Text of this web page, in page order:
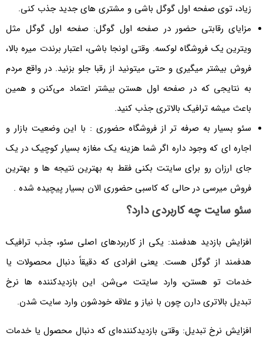
زیاد، توی صفحه اول گوگل باشی و مشتری های جدید جذب کنی.
مزایای رقابتی حضور در صفحه اول گوگل: صفحه اول گوگل مثل
ویترین یک فروشگاه لوکسه. وقتی اونجا باشی، اعتبار برندت میره بالا،
فروش بیشتر میگیری و حتی میتونید از رقبا جلو بزنید. در واقع مردم
به نتایجی که در صفحه اول هستن بیشتر اعتماد می‌کنن و همین
باعث میشه ترافیک بالاتری جذب کنید.
سئو بسیار به صرفه تر از فروشگاه حضوری : با این وضعیت بازار و
اجاره ای که وجود داره اگر شما هزینه یک مغازه بسیار کوچیک در یک
جای ارزان رو برای سایتت بکنی فقط به بهترین نتیجه ها و بهترین
فروش میرسی در حالی که کاسبی حضوری الان بسیار پیچیده شده .
سئو سایت چه کاربردی دارد؟
افزایش بازدید هدفمند: یکی از کاربردهای اصلی سئو، جذب ترافیک
هدفمند از گوگل هست. یعنی افرادی که دقیقاً دنبال محصولات یا
خدمات تو هستن، وارد سایتت می‌شن. این بازدیدکننده ها نرخ
تبدیل بالاتری دارن چون با نیاز و علاقه خودشون وارد سایت شدن.
افزایش نرخ تبدیل: وقتی بازدیدکننده‌ای که دنبال محصول یا خدمات